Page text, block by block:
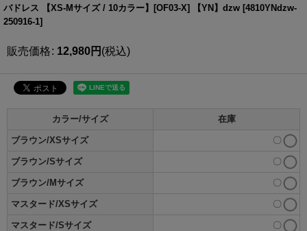
バドレス 【XS-Mサイズ / 10カラー】[OF03-X] 【YN】dzw [4810YNdzw-
250916-1]
販売価格: 12,980円 (税込)
カラー/サイズ 在庫
ブラウン/XSサイズ 〇
ブラウン/Sサイズ 〇
ブラウン/Mサイズ 〇
マスタード/XSサイズ 〇
マスタード/Sサイズ 〇